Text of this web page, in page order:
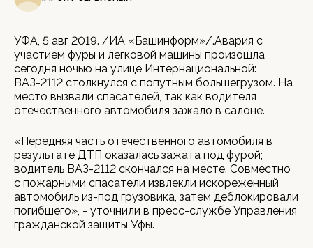
УФА, 5 авг 2019. /ИА «Башинформ»/.Авария с
участием фуры и легковой машины произошла
сегодня ночью на улице Интернациональной:
ВАЗ-2112 столкнулся с попутным большегрузом. На
место вызвали спасателей, так как водителя
отечественного автомобиля зажало в салоне.
«Передняя часть отечественного автомобиля в
результате ДТП оказалась зажата под фурой;
водитель ВАЗ-2112 скончался на месте. Совместно
с пожарными спасатели извлекли искореженный
автомобиль из-под грузовика, затем деблокировали
погибшего», - уточнили в пресс-службе Управления
гражданской защиты Уфы.